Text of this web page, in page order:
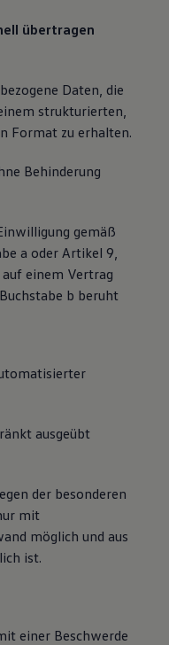
übertragen
Daten, die
strukturierten,
Format zu erhalten.
Behinderung
gemäß
a oder Artikel 9,
einem Vertrag
b beruht
ausgeübt
der besonderen
mit
möglich und aus
ist.
einer Beschwerde